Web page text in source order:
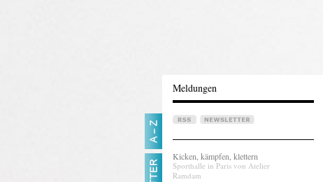
Meldungen
Kicken, kämpfen, klettern
Sporthalle in Paris von Atelier
Ramdam